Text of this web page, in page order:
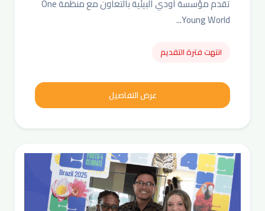
تقدم مؤسسة أودي البيئية بالتعاون مع منظمة One
Young World...
انتهت فترة التقديم
عرض التفاصيل